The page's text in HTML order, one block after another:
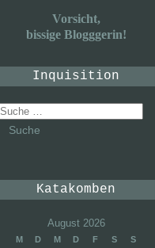
Vorsicht,
bissige Blogggerin!
Inquisition
Suche
nach:
Katakomben
August 2026
M D M D F S S